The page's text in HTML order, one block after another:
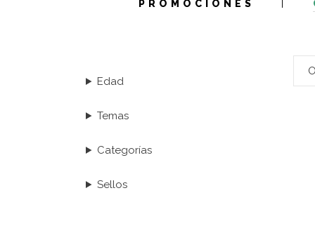
PROMOCIONES
Edad
Temas
Categorías
Sellos